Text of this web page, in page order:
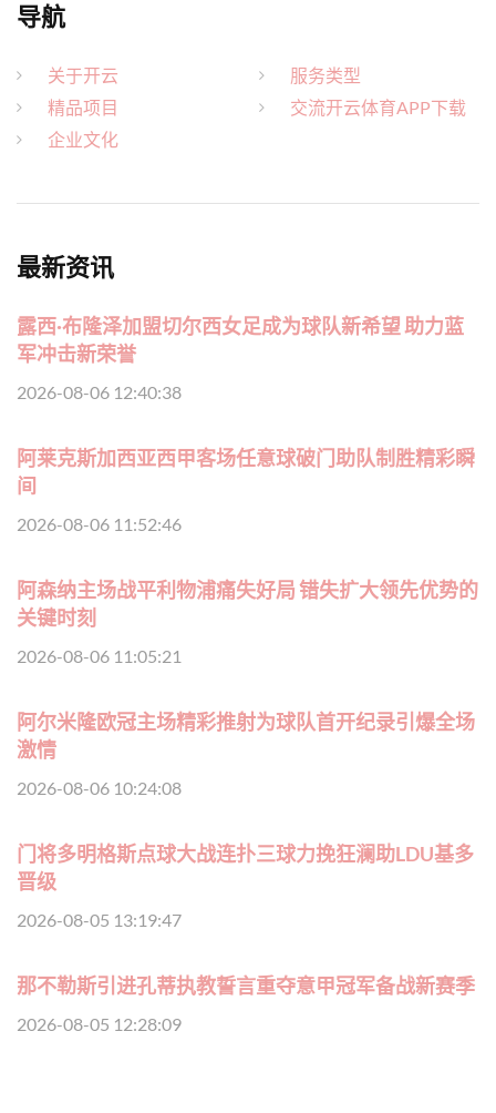
导航
关于开云
精品项目
企业文化
服务类型
交流开云体育APP下载
最新资讯
露西·布隆泽加盟切尔西女足成为球队新希望 助力蓝
军冲击新荣誉
2026-08-06 12:40:38
阿莱克斯加西亚西甲客场任意球破门助队制胜精彩瞬
间
2026-08-06 11:52:46
阿森纳主场战平利物浦痛失好局 错失扩大领先优势的
关键时刻
2026-08-06 11:05:21
阿尔米隆欧冠主场精彩推射为球队首开纪录引爆全场
激情
2026-08-06 10:24:08
门将多明格斯点球大战连扑三球力挽狂澜助LDU基多
晋级
2026-08-05 13:19:47
那不勒斯引进孔蒂执教誓言重夺意甲冠军备战新赛季
2026-08-05 12:28:09